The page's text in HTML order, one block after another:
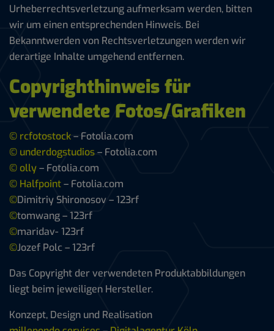
Urheberrechtsverletzung aufmerksam werden, bitten
wir um einen entsprechenden Hinweis. Bei
Bekanntwerden von Rechtsverletzungen werden wir
derartige Inhalte umgehend entfernen.
Copyrighthinweis für
verwendete Fotos/Grafiken
© rcfotostock– Fotolia.com
© underdogstudios– Fotolia.com
© olly– Fotolia.com
© Halfpoint– Fotolia.com
©Dimitriy Shironosov – 123rf
©tomwang – 123rf
©maridav- 123rf
©Jozef Polc – 123rf
Das Copyright der verwendeten Produktabbildungen
liegt beim jeweiligen Hersteller.
Konzept, Design und Realisation